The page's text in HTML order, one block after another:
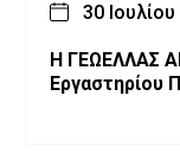
30
Η ΓΕΩΕΛΛΑΣ
Εργαστηρίου